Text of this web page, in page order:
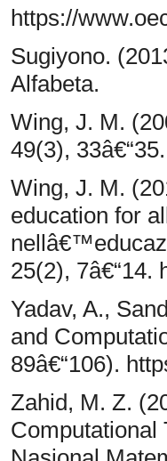
https://
Sugiyono.
Alfabeta.
Wing, J. M.
49(3),
Wing, J. M.
education for
25(2), 7â€“14.
Yadav, A.,
and
89â€“106).
Zahid, M. Z.
Computational